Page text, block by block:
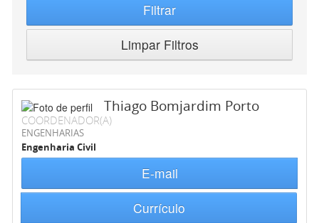
Filtrar
Limpar Filtros
Thiago Bomjardim Porto
COORDENADOR(A)
ENGENHARIAS
Engenharia Civil
E-mail
Currículo